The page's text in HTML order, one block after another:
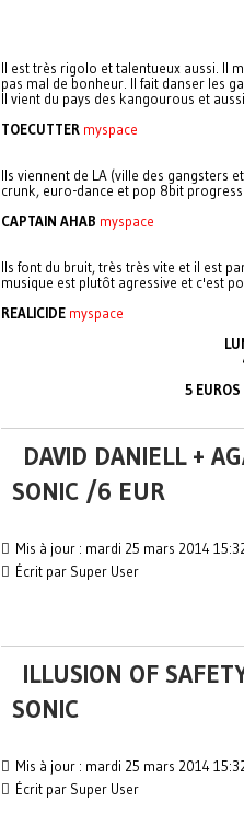
Il est très rigolo et talentueux aussi. Il
pas mal de bonheur. Il fait danser les
Il vient du pays des kangourous et
TOECUTTER myspace
Ils viennent de LA (ville des gangsters
crunk, euro-dance et pop 8bit
CAPTAIN AHAB myspace
Ils font du bruit, très très vite et il est
musique est plutôt agressive et c'est
REALICIDE myspace
5
DAVID DANIELL +
SONIC /6 EUR
Mis à jour : mardi 25 mars 2014
Écrit par Super User
ILLUSION OF
SONIC
Mis à jour : mardi 25 mars 2014
Écrit par Super User